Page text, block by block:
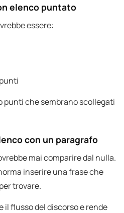
elenco puntato
essere:
punti che sembrano scollegati
con un paragrafo
mai comparire dal nulla.
inserire una frase che
trovare.
flusso del discorso e rende